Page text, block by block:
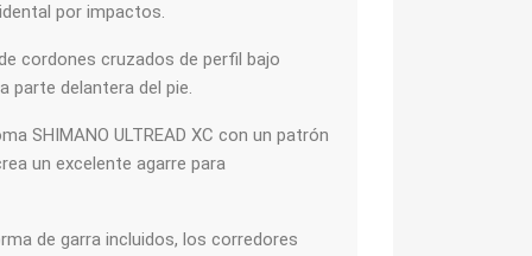
por impactos.
cordones cruzados de perfil bajo
parte delantera del pie.
SHIMANO ULTREAD XC con un patrón
un excelente agarre para
de garra incluidos, los corredores